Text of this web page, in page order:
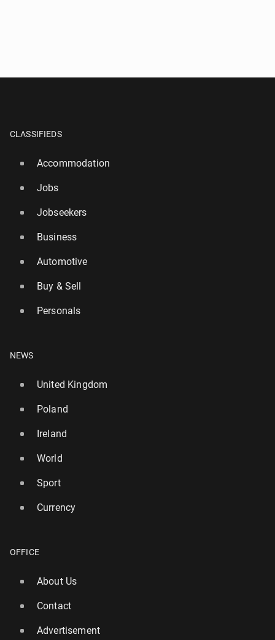
CLASSIFIEDS
Accommodation
Jobs
Jobseekers
Business
Automotive
Buy & Sell
Personals
NEWS
United Kingdom
Poland
Ireland
World
Sport
Currency
OFFICE
About Us
Contact
Advertisement